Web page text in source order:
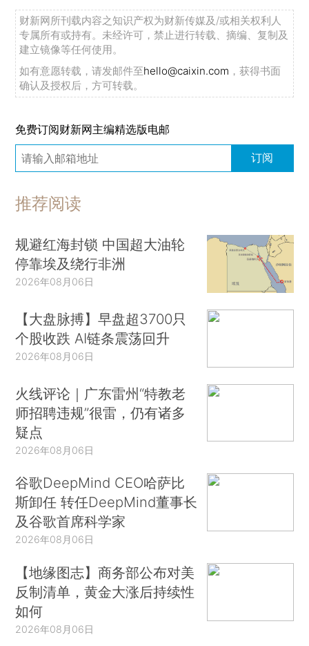
财新网所刊载内容之知识产权为财新传媒及/或相关权利人
专属所有或持有。未经许可，禁止进行转载、摘编、复制及
建立镜像等任何使用。
如有意愿转载，请发邮件至hello@caixin.com ，获得书面
确认及授权后，方可转载。
免费订阅财新网主编精选版电邮
订阅
推荐阅读
规避红海封锁 中国超大油轮
停靠埃及绕行非洲
2026年08月06日
【大盘脉搏】早盘超3700只
个股收跌 AI链条震荡回升
2026年08月06日
火线评论｜广东雷州“特教老
师招聘违规”很雷，仍有诸多
疑点
2026年08月06日
谷歌DeepMind CEO哈萨比
斯卸任 转任DeepMind董事长
及谷歌首席科学家
2026年08月06日
【地缘图志】商务部公布对美
反制清单，黄金大涨后持续性
如何
2026年08月06日